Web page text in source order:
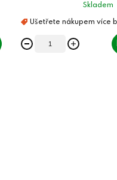
Skladem